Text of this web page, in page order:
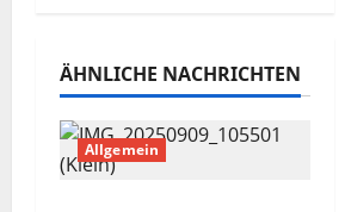
r
a
g
ÄHNLICHE NACHRICHTEN
Allgemein